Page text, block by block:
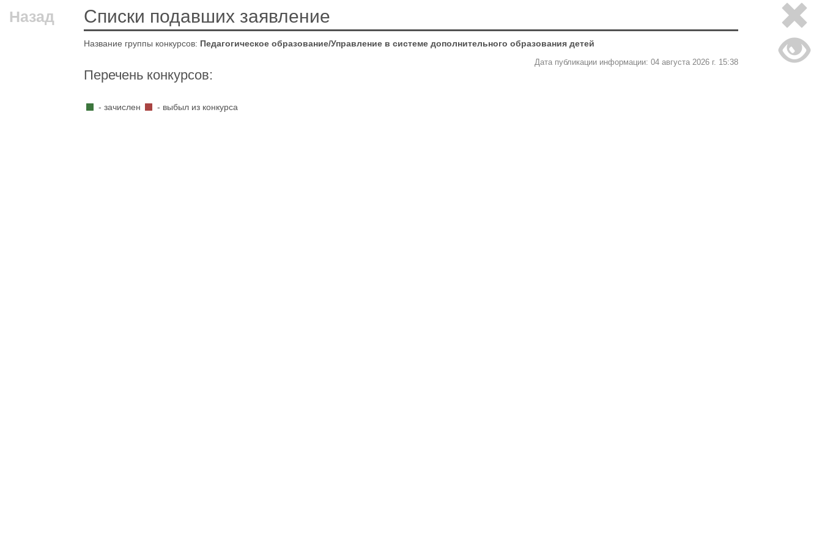
Назад Списки подавших заявление
Название группы конкурсов: Педагогическое образование/Управление в системе дополнительного образования детей
Перечень конкурсов:
Дата публикации информации: 04 августа 2026 г. 15:38
- зачислен - выбыл из конкурса